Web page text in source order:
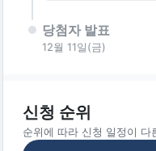
당첨자 발표
12월 11일(금)
신청 순위
순위에 따라 신청 일정이 다